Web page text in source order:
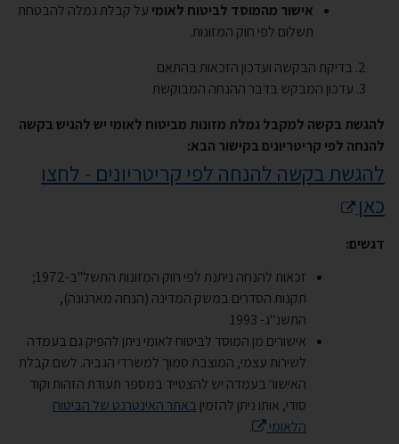
אישור מהמוסד לביטוח לאומי על קבלת גמלה להבטחת
תשלום לפי חוק המזונות.
להגשת בקשה למקבל גמלת מזונות מביטוח לאומי יש להגיש בקשה
להנחה לפי קריטריונים בקישור הבא:
להגשת בקשה להנחה לפי קריטריונים - לחצו
כאן
דגשים:
זכאות להנחה ניתנת לפי חוק המזונות התשל"ב-1972;
תקנות הסדרים במשק המדינה (הנחה מארנונה),
התשנ"ג- 1993
אישורים מן המוסד לביטוח לאומי ניתן להפיק גם בעמדה
לשירות עצמי, המוצבת סמוך למשרדי הגביה. לשם קבלת
האישור בעמדה יש להצטייד במספר תעודת הזהות וקוד
סודי, אותו ניתן להזמין באתר האינטרנט של הביטוח
הלאומי
.